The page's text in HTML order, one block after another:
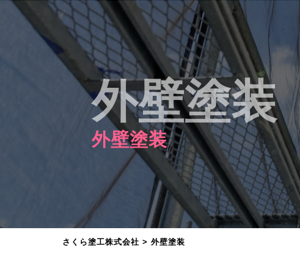
外壁塗装
外壁塗装
さくら塗工株式会社 > 外壁塗装